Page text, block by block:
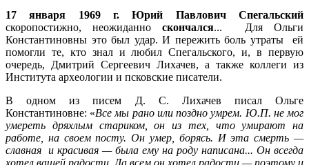
17января 1969 г. Юрий Павлович
Спегальский
скоропостижно, неожиданноскончался... Для Ольги
Константиновны это был удар. И пережить боль утраты ей
помогли те, кто знал и любил Спегальского, и, в первую
очередь, Дмитрий Сергеевич Лихачев, а также коллеги из
Института археологии и псковские писатели.
В одном из писем Д. С. Лихачев писал Ольге
Константиновне: «Все мы рано или поздно умрем. Ю.П. не мог
умереть дряхлым стариком, он из тех, что умирают на
работе, на своем посту. Он умер, борясь. И эта смерть —
славная и красивая — была ему на роду написана... Он всегда